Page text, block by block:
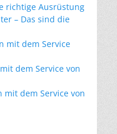
richtige Ausrüstung
– Das sind die
mit dem Service
dem Service von
mit dem Service von